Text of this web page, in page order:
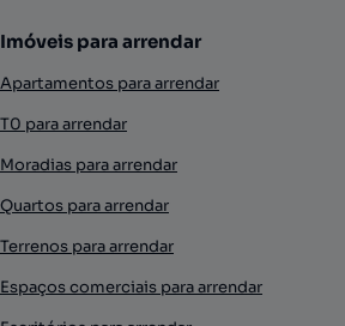
Imóveis para arrendar
Apartamentos para arrendar
T0 para arrendar
Moradias para arrendar
Quartos para arrendar
Terrenos para arrendar
Espaços comerciais para arrendar